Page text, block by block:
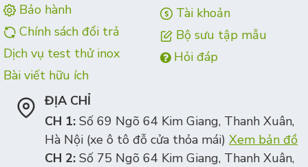
Bảo hành
Chính sách đổi trả
Dịch vụ test thử inox
Bài viết hữu ích
Tài khoản
Bộ sưu tập mẫu
Hỏi đáp
ĐỊA CHỈ
CH 1: Số 69 Ngõ 64 Kim Giang, Thanh Xuân,
Hà Nội (xe ô tô đỗ cửa thỏa mái) Xem bản đồ
CH 2: Số 75 Ngõ 64 Kim Giang, Thanh Xuân,